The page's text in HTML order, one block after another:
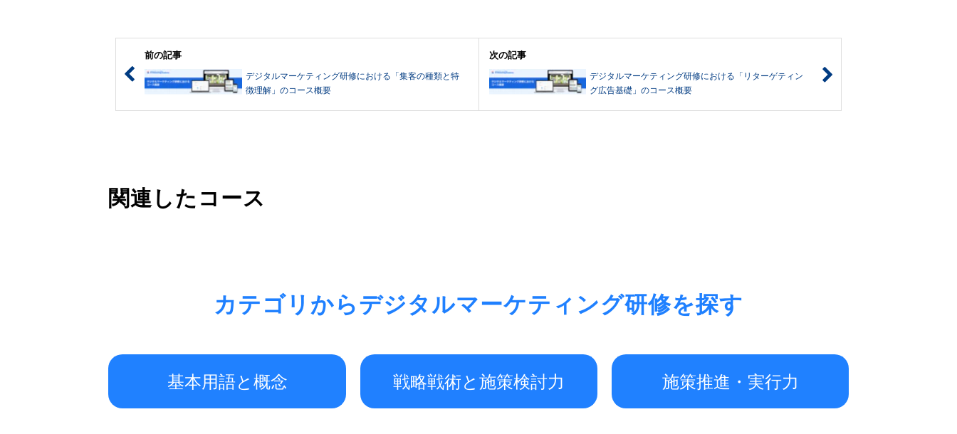
前の記事
デジタルマーケティング研修における「集客の種類と特
徴理解」のコース概要
次の記事
デジタルマーケティング研修における「リターゲティン
グ広告基礎」のコース概要
関連したコース
カテゴリからデジタルマーケティング研修を探す
基本用語と概念 戦略戦術と施策検討力 施策推進・実行力